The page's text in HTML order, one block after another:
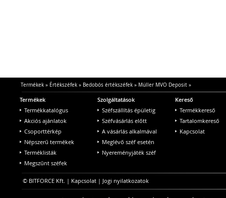
Termékek» Értékszéfek» Bedobós értékszéfek» Müller MVO Deposit»
Termékek
Termékkatalógus
Akciós ajánlatok
Csoporttérkép
Népszerű termékek
Terméklisták
Megszűnt széfek
Szolgáltatások
Széfszállítás épületig
Széfvásárlás előtt
A vásárlás alkalmával
Meglévő széf esetén
Nyereményjáték széf
Kereső
Termékkereső
Tartalomkereső
Kapcsolat
© BITFORCE Kft. | Kapcsolat | Jogi nyilatkozatok